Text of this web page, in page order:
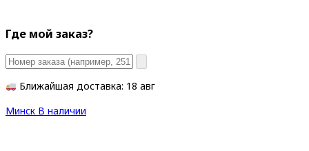
Где мой заказ?
Ближайшая доставка: 18 авг
Минск В наличии